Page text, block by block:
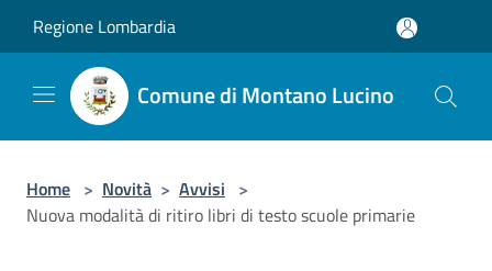
Regione Lombardia
Comune di Montano Lucino
Home > Novità > Avvisi >
Nuova modalità di ritiro libri di testo scuole primarie